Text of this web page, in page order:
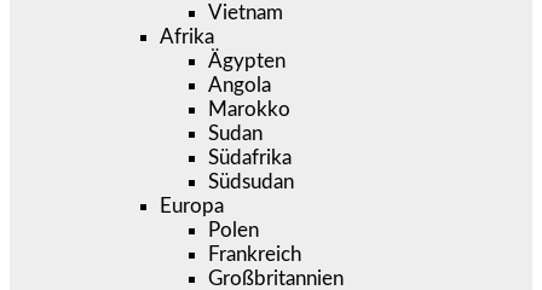
Vietnam
Afrika
Ägypten
Angola
Marokko
Sudan
Südafrika
Südsudan
Europa
Polen
Frankreich
Großbritannien